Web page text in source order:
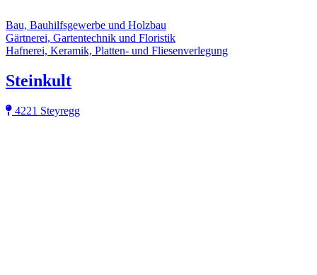
Bau, Bauhilfsgewerbe und Holzbau
Gärtnerei, Gartentechnik und Floristik
Hafnerei, Keramik, Platten- und Fliesenverlegung
Steinkult
4221 Steyregg